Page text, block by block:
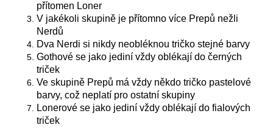
přítomen Loner
V jakékoli skupině je přítomno více Prepů nežli
Nerdů
Dva Nerdi si nikdy neobléknou tričko stejné barvy
Gothové se jako jediní vždy oblékají do černých
triček
Ve skupině Prepů má vždy někdo tričko pastelové
barvy, což neplatí pro ostatní skupiny
Lonerové se jako jediní vždy oblékají do fialových
triček